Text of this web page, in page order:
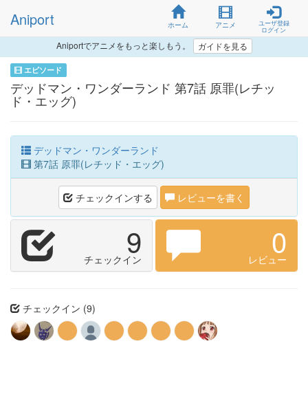
Aniport ホーム アニメ
ユーザ登録
ログイン
Aniportでアニメをもっと楽しもう。 ガイドを見る
エピソード
デッドマン・ワンダーランド 第7話 原罪(レチッ
ド・エッグ)
デッドマン・ワンダーランド
第7話 原罪(レチッド・エッグ)
チェックインする レビューを書く
9
チェックイン 0
レビュー
チェックイン (9)